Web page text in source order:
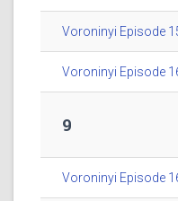
Voroninyi Episode
Voroninyi Episode
9
Voroninyi Episode